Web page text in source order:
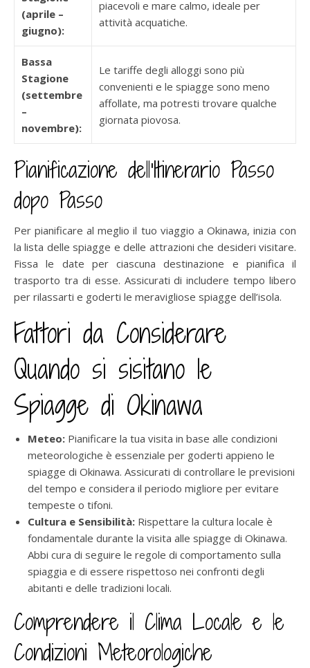
(aprile –
giugno):
piacevoli e mare calmo, ideale per
attività acquatiche.
Bassa
Stagione
(settembre
–
novembre):
Le tariffe degli alloggi sono più
convenienti e le spiagge sono meno
affollate, ma potresti trovare qualche
giornata piovosa.
Pianificazione dell’Itinerario Passo
dopo Passo
Per pianificare al meglio il tuo viaggio a Okinawa, inizia con
la lista delle spiagge e delle attrazioni che desideri visitare.
Fissa le date per ciascuna destinazione e pianifica il
trasporto tra di esse. Assicurati di includere tempo libero
per rilassarti e goderti le meravigliose spiagge dell’isola.
Fattori da Considerare
Quando si sisitano le
Spiagge di Okinawa
Meteo: Pianificare la tua visita in base alle condizioni
meteorologiche è essenziale per goderti appieno le
spiagge di Okinawa. Assicurati di controllare le previsioni
del tempo e considera il periodo migliore per evitare
tempeste o tifoni.
Cultura e Sensibilità: Rispettare la cultura locale è
fondamentale durante la visita alle spiagge di Okinawa.
Abbi cura di seguire le regole di comportamento sulla
spiaggia e di essere rispettoso nei confronti degli
abitanti e delle tradizioni locali.
Comprendere il Clima Locale e le
Condizioni Meteorologiche